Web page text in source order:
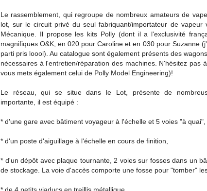
Le rassemblement, qui regroupe de nombreux amateurs de
lot, sur le circuit privé du seul fabriquant/importateur de
Mécanique. Il propose les kits Polly (dont il a l'exclusivité
magnifiques O&K, en 020 pour Caroline et en 030 pour Suzanne
parti pris loool). Au catalogue sont également présents des
nécessaires à l'entretien/réparation des machines. N'hésitez
vous mets également celui de Polly Model Engineering)!
Le réseau, qui se situe dans le Lot, présente de
importante, il est équipé :
* d'une gare avec bâtiment voyageur à l'échelle et 5 voies "à quai",
* d'un poste d'aiguillage à l'échelle en cours de finition,
* d'un dépôt avec plaque tournante, 2 voies sur fosses dans un
de stockage. La voie d'accès comporte une fosse pour "tomber"